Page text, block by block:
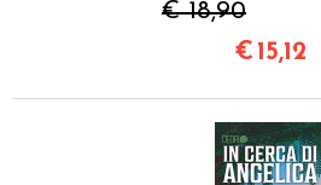
€ 18,90
€ 15,12